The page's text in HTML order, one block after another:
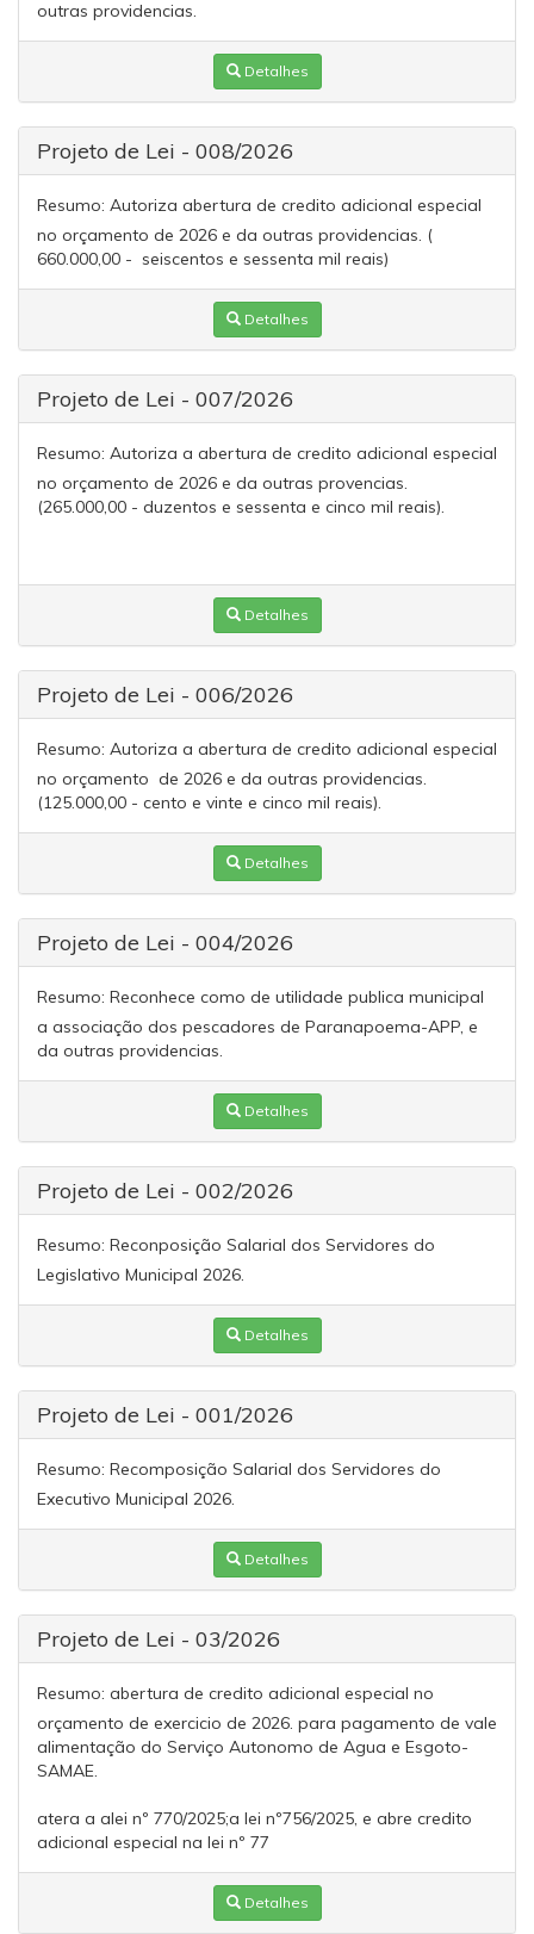
outras providencias.
Detalhes
Projeto de Lei - 008/2026
Resumo: Autoriza abertura de credito adicional especial
no orçamento de 2026 e da outras providencias. (
660.000,00 - seiscentos e sessenta mil reais)
Detalhes
Projeto de Lei - 007/2026
Resumo: Autoriza a abertura de credito adicional especial
no orçamento de 2026 e da outras provencias.
(265.000,00 - duzentos e sessenta e cinco mil reais).
Detalhes
Projeto de Lei - 006/2026
Resumo: Autoriza a abertura de credito adicional especial
no orçamento de 2026 e da outras providencias.
(125.000,00 - cento e vinte e cinco mil reais).
Detalhes
Projeto de Lei - 004/2026
Resumo: Reconhece como de utilidade publica municipal
a associação dos pescadores de Paranapoema-APP, e
da outras providencias.
Detalhes
Projeto de Lei - 002/2026
Resumo: Reconposição Salarial dos Servidores do
Legislativo Municipal 2026.
Detalhes
Projeto de Lei - 001/2026
Resumo: Recomposição Salarial dos Servidores do
Executivo Municipal 2026.
Detalhes
Projeto de Lei - 03/2026
Resumo: abertura de credito adicional especial no
orçamento de exercicio de 2026. para pagamento de vale
alimentação do Serviço Autonomo de Agua e Esgoto-
SAMAE.
atera a alei nº 770/2025;a lei nº756/2025, e abre credito
adicional especial na lei nº 77
Detalhes